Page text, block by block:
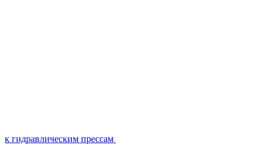
к гидравлическим прессам